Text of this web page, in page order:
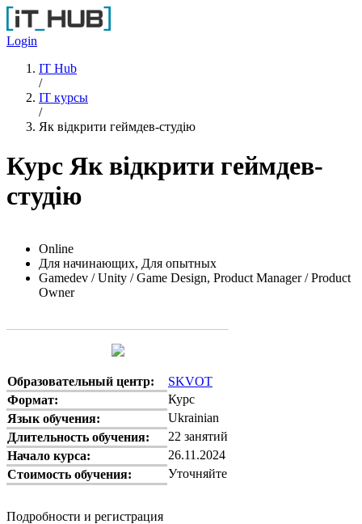
Перейти к основному содержанию
Login
IT Hub
/
IT курсы
/
Як відкрити геймдев-студію
Курс Як відкрити геймдев-
студію
Online
Для начинающих, Для опытных
Gamedev / Unity / Game Design, Product Manager / Product
Owner
Образовательный центр:
SKVOT
Формат:
Курс
Язык обучения:
Ukrainian
Длительность обучения:
22 занятий
Начало курса:
26.11.2024
Стоимость обучения:
Уточняйте
Подробности и регистрация